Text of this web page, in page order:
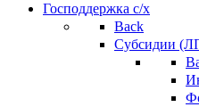
Господдержка с/х
Back
Субсидии